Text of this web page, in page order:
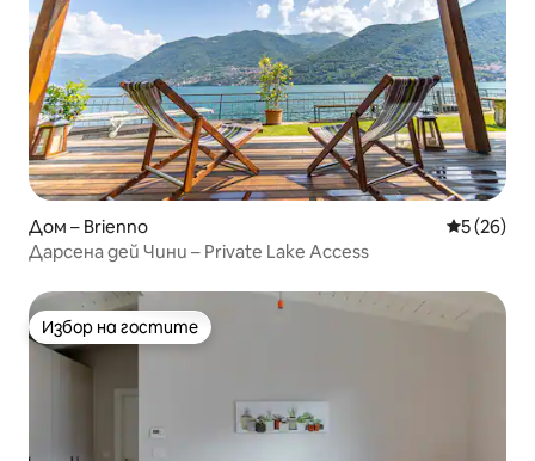
Дом – Brienno Средна
5 (26)
Дарсена дей Чини – Private Lake Access
Избор на гостите
Избор на гостите